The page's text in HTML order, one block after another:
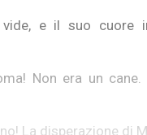
e il suo cuore
Non era un
La disperazione di